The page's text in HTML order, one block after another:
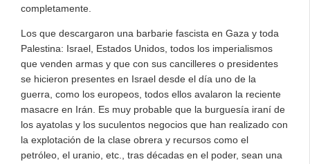
completamente.
Los que descargaron una barbarie fascista en Gaza y toda
Palestina: Israel, Estados Unidos, todos los imperialismos
que venden armas y que con sus cancilleres o presidentes
se hicieron presentes en Israel desde el día uno de la
guerra, como los europeos, todos ellos avalaron la reciente
masacre en Irán. Es muy probable que la burguesía iraní de
los ayatolas y los suculentos negocios que han realizado con
la explotación de la clase obrera y recursos como el
petróleo, el uranio, etc., tras décadas en el poder, sean una